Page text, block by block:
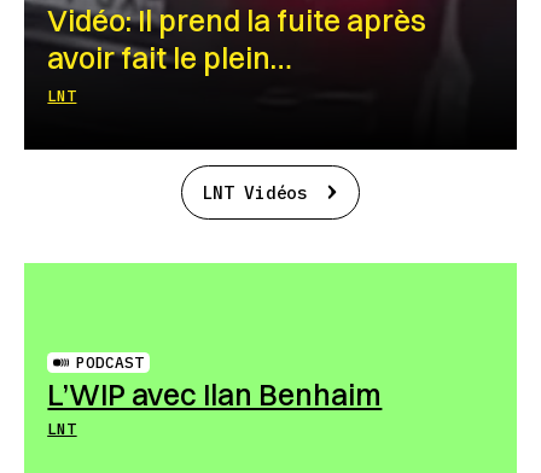
Vidéo: Il prend la fuite après
avoir fait le plein…
LNT
LNT Vidéos
PODCAST
L’WIP avec Ilan Benhaim
LNT